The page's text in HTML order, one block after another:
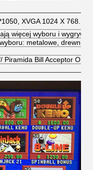
XVGA 1024 X 768.
więcej wyboru i
metalowe,
Piramida Bill Acceptor Obie